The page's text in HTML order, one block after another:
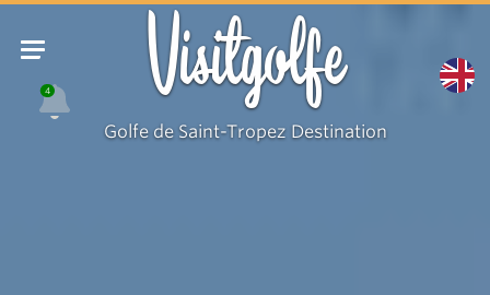
4 Visitgolfe
Golfe de Saint-Tropez Destination